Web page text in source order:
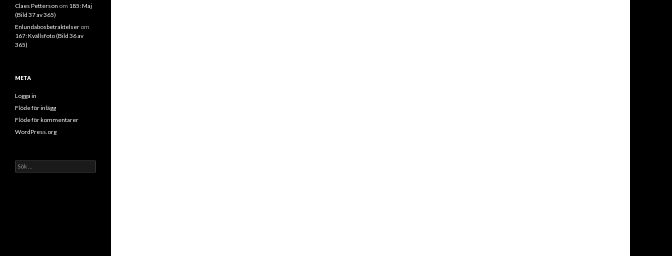
Claes Petterson om 185: Maj
(Bild 37 av 365)
Enlundabosbetraktelser om
167: Kvällsfoto (Bild 36 av
365)
META
Logga in
Flöde för inlägg
Flöde för kommentarer
WordPress.org
Sök
efter: